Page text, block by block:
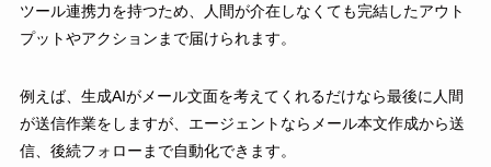
ツール連携力を持つため、人間が介在しなくても完結したアウト
プットやアクションまで届けられます。
例えば、生成AIがメール文面を考えてくれるだけなら最後に人間
が送信作業をしますが、エージェントならメール本文作成から送
信、後続フォローまで自動化できます。